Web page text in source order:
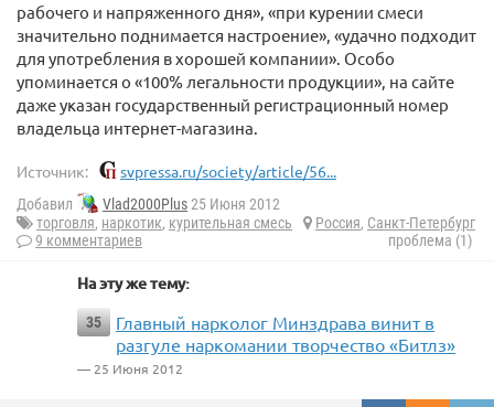
рабочего и напряженного дня», «при курении смеси
значительно поднимается настроение», «удачно подходит
для употребления в хорошей компании». Особо
упоминается о «100% легальности продукции», на сайте
даже указан государственный регистрационный номер
владельца интернет-магазина.
Источник: svpressa.ru/society/article/56...
Добавил Vlad2000Plus25 Июня 2012
торговля, наркотик, курительная смесь Россия, Санкт-Петербург
9 комментариев
проблема (1)
На эту же тему:
35
Главный нарколог Минздрава винит в
разгуле наркомании творчество «Битлз»
— 25 Июня 2012